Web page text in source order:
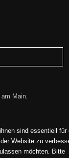
Main.
sind essentiell für
Website zu
möchten. Bitte